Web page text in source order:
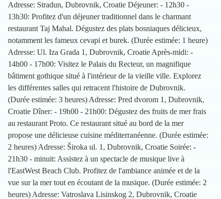
Adresse: Stradun, Dubrovnik, Croatie Déjeuner: - 12h30 -
13h30: Profitez d'un déjeuner traditionnel dans le charmant
restaurant Taj Mahal. Dégustez des plats bosniaques délicieux,
notamment les fameux cevapi et burek. (Durée estimée: 1 heure)
Adresse: Ul. Iza Grada 1, Dubrovnik, Croatie Après-midi: -
14h00 - 17h00: Visitez le Palais du Recteur, un magnifique
bâtiment gothique situé à l'intérieur de la vieille ville. Explorez
les différentes salles qui retracent l'histoire de Dubrovnik.
(Durée estimée: 3 heures) Adresse: Pred dvorom 1, Dubrovnik,
Croatie Dîner: - 19h00 - 21h00: Dégustez des fruits de mer frais
au restaurant Proto. Ce restaurant situé au bord de la mer
propose une délicieuse cuisine méditerranéenne. (Durée estimée:
2 heures) Adresse: Široka ul. 1, Dubrovnik, Croatie Soirée: -
21h30 - minuit: Assistez à un spectacle de musique live à
l'EastWest Beach Club. Profitez de l'ambiance animée et de la
vue sur la mer tout en écoutant de la musique. (Durée estimée: 2
heures) Adresse: Vatroslava Lisinskog 2, Dubrovnik, Croatie